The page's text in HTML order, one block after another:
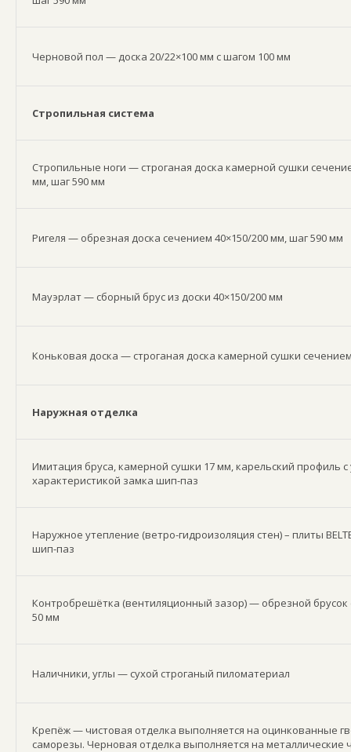
Черновой пол — доска 20/22×100 мм с шагом 100 мм
Стропильная система
Стропильные ноги — строганая доска камерной сушки
мм, шаг 590 мм
Ригеля — обрезная доска сечением 40×150/200 мм, шаг 590 мм
Мауэрлат — сборный брус из доски 40×150/200 мм
Коньковая доска — строганая доска камерной сушки
Наружная отделка
Имитация бруса, камерной сушки 17 мм, карельский профиль
характеристикой замка шип-паз
Наружное утепление (ветро-гидроизоляция стен) – плиты
шип-паз
Контробрешётка (вентиляционный зазор) — обрезной брусок
50 мм
Наличники, углы — сухой строганый пиломатериал
Крепёж — чистовая отделка выполняется на оцинкованные
саморезы. Черновая отделка выполняется на металлические